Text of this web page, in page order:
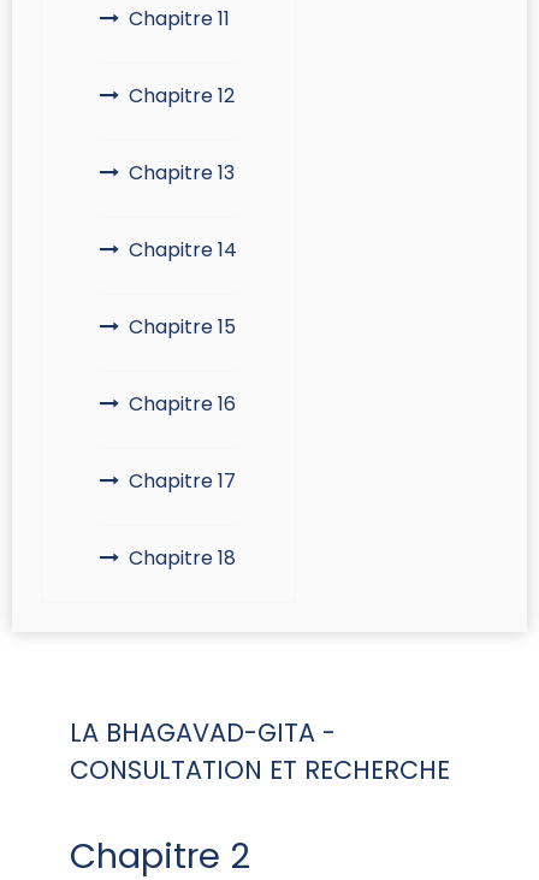
Chapitre 11
Chapitre 12
Chapitre 13
Chapitre 14
Chapitre 15
Chapitre 16
Chapitre 17
Chapitre 18
LA BHAGAVAD-GITA -
CONSULTATION ET RECHERCHE
Chapitre 2